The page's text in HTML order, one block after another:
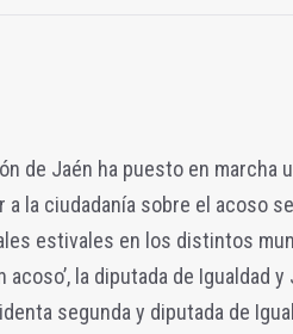
de Jaén ha puesto en marcha
a la ciudadanía sobre el acoso
estivales en los distintos
la diputada de Igualdad
segunda y diputada de